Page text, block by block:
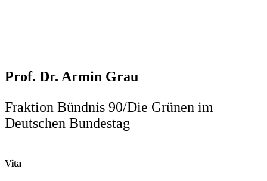
Prof. Dr. Armin Grau
Fraktion Bündnis 90/Die Grünen im
Deutschen Bundestag
Vita